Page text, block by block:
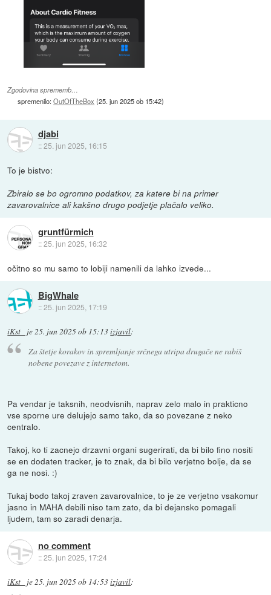
Zgodovina sprememb…
spremenilo:OutOfTheBox (25. jun 2025 ob 15:42)
djabi
::25. jun 2025, 16:15
To je bistvo:
Zbiralo se bo ogromno podatkov, za katere bi na primer
zavarovalnice ali kakšno drugo podjetje plačalo veliko.
gruntfürmich
::25. jun 2025, 16:32
očitno so mu samo to lobiji namenili da lahko izvede...
BigWhale
::25. jun 2025, 17:19
iKst_ je 25. jun 2025 ob 15:13izjavil:
Za štetje korakov in spremljanje srčnega utripa drugače ne rabiš
nobene povezave z internetom.
Pa vendar je taksnih, neodvisnih, naprav zelo malo in prakticno
vse sporne ure delujejo samo tako, da so povezane z neko
centralo.
Takoj, ko ti zacnejo drzavni organi sugerirati, da bi bilo fino nositi
se en dodaten tracker, je to znak, da bi bilo verjetno bolje, da se
ga ne nosi. :)
Tukaj bodo takoj zraven zavarovalnice, to je ze verjetno vsakomur
jasno in MAHA debili niso tam zato, da bi dejansko pomagali
ljudem, tam so zaradi denarja.
no comment
::25. jun 2025, 17:24
iKst_ je25. jun 2025 ob 14:53izjavil: